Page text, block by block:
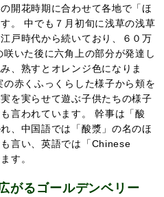
開花時期に合わせて各地で「ほ
。 中でも７月初旬に浅草の浅草
戸時代から続いており、６０万
いた後に六角上の部分が発達し
、熟すとオレンジ色になりま
赤くふっくらした様子から頬を
を実らせて遊ぶ子供たちの様子
言われています。 幹事は「酸
、中国語では「酸漿」の名のほ
言い、英語では「Chinese
す。
がるゴールデンベリー